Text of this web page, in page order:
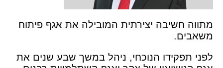
מתווה חשיבה יצירתית המובילה את אגף פיתוח
משאבים.
לפני תפקידו הנוכחי, ניהל במשך שבע שנים את